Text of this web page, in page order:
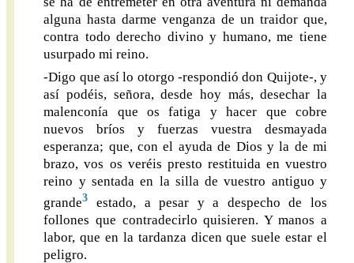
alguna hasta darme venganza de un traidor que,
contra todo derecho divino y humano, me tiene
usurpado mi reino.
-Digo que así lo otorgo -respondió don Quijote-, y
así podéis, señora, desde hoy más, desechar la
malenconía que os fatiga y hacer que cobre
nuevos bríos y fuerzas vuestra desmayada
esperanza; que, con el ayuda de Dios y la de mi
brazo, vos os veréis presto restituida en vuestro
reino y sentada en la silla de vuestro antiguo y
grande3
estado, a pesar y a despecho de los
follones que contradecirlo quisieren. Y manos a
labor, que en la tardanza dicen que suele estar el
peligro.